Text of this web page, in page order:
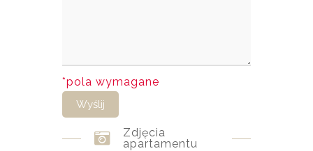
*pola wymagane
Zdjęcia
apartamentu